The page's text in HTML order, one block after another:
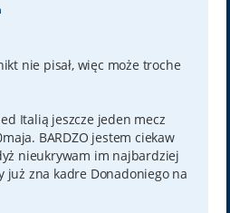
nie pisał, więc może troche
Italią jeszcze jeden mecz
BARDZO jestem ciekaw
nieukrywam im najbardziej
już zna kadre Donadoniego na